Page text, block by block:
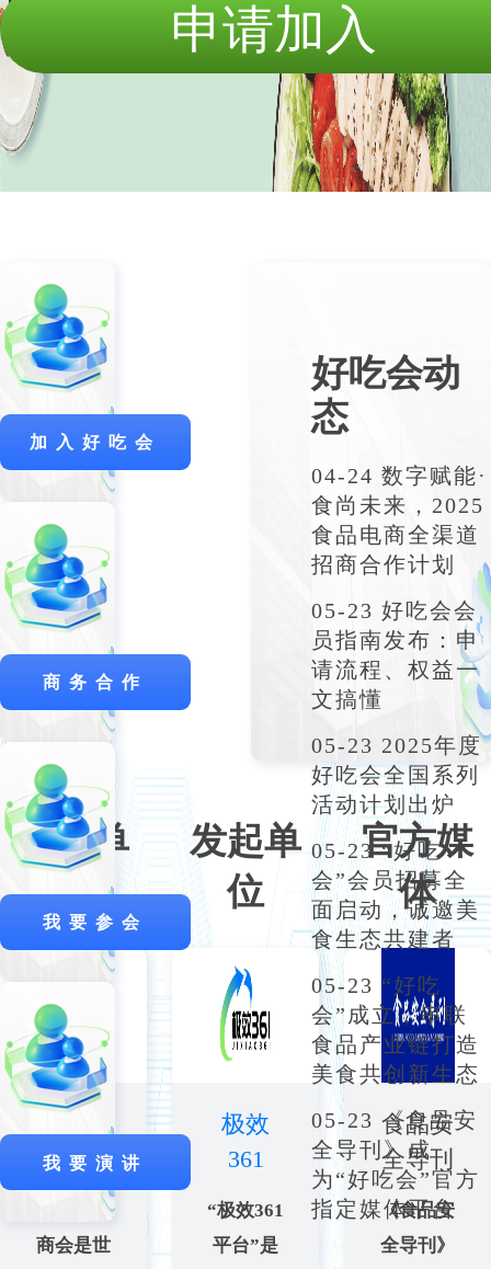
申请加入
加入好吃会
商务合作
我要参会
我要演讲
好吃会动
态
04-24 数字赋能·
食尚未来，2025
食品电商全渠道
招商合作计划
05-23 好吃会会
员指南发布：申
请流程、权益一
文搞懂
05-23 2025年度
好吃会全国系列
活动计划出炉
05-23 “好吃
会”会员招募全
面启动，诚邀美
食生态共建者
05-23 “好吃
会”成立，串联
食品产业链打造
美食共创新生态
05-23 《食品安
全导刊》成
为“好吃会”官方
指定媒体平台
指导单
位
中国电
子商会
中国电子
商会是世
发起单
位
极效
361
“极效361
平台”是
官方媒
体
食品安
全导刊
《食品安
全导刊》